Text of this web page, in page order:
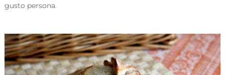
gusto persona.